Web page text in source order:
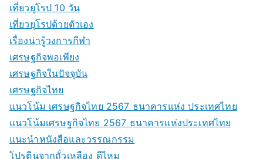
เที่ยวยุโรป 10 วัน
เที่ยวยุโรปด้วยตัวเอง
เรื่องน่ารู้วงการกีฬา
เศรษฐกิจพอเพียง
เศรษฐกิจในปัจจุบัน
เศรษฐกิจไทย
แนวโน้ม เศรษฐกิจไทย 2567 ธนาคารแห่ง ประเทศไทย
แนวโน้มเศรษฐกิจไทย 2567 ธนาคารแห่งประเทศไทย
แนะนำหนังสือและวรรณกรรม
โปรตีนจากถั่วเหลือง ดีไหม